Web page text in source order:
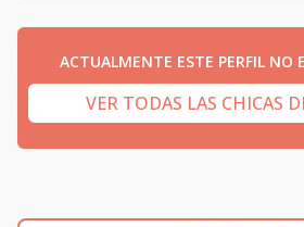
ACTUALMENTE ESTE PERFIL NO
VER TODAS LAS CHICAS